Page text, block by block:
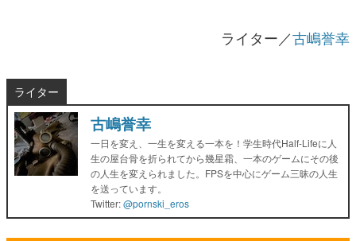
ライター／古嶋誉幸
ライター
古嶋誉幸
一日を変え、一生を変える一本を！学生時代Half-Lifeに人
生の屋台骨を折られてから幾星霜、一本のゲームにその後
の人生を変えられました。FPSを中心にゲーム三昧の人生
を送っています。
Twitter:@pornski_eros